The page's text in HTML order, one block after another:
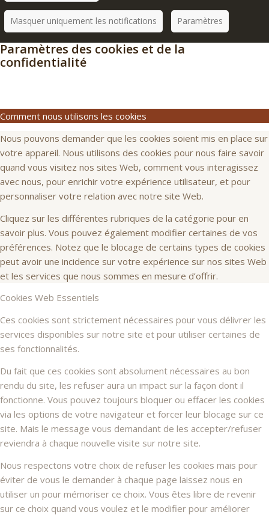
Masquer uniquement les notifications Paramètres
Paramètres des cookies et de la
confidentialité
Comment nous utilisons les cookies
Nous pouvons demander que les cookies soient mis en place sur
votre appareil. Nous utilisons des cookies pour nous faire savoir
quand vous visitez nos sites Web, comment vous interagissez
avec nous, pour enrichir votre expérience utilisateur, et pour
personnaliser votre relation avec notre site Web.
Cliquez sur les différentes rubriques de la catégorie pour en
savoir plus. Vous pouvez également modifier certaines de vos
préférences. Notez que le blocage de certains types de cookies
peut avoir une incidence sur votre expérience sur nos sites Web
et les services que nous sommes en mesure d’offrir.
Cookies Web Essentiels
Ces cookies sont strictement nécessaires pour vous délivrer les
services disponibles sur notre site et pour utiliser certaines de
ses fonctionnalités.
Du fait que ces cookies sont absolument nécessaires au bon
rendu du site, les refuser aura un impact sur la façon dont il
fonctionne. Vous pouvez toujours bloquer ou effacer les cookies
via les options de votre navigateur et forcer leur blocage sur ce
site. Mais le message vous demandant de les accepter/refuser
reviendra à chaque nouvelle visite sur notre site.
Nous respectons votre choix de refuser les cookies mais pour
éviter de vous le demander à chaque page laissez nous en
utiliser un pour mémoriser ce choix. Vous êtes libre de revenir
sur ce choix quand vous voulez et le modifier pour améliorer